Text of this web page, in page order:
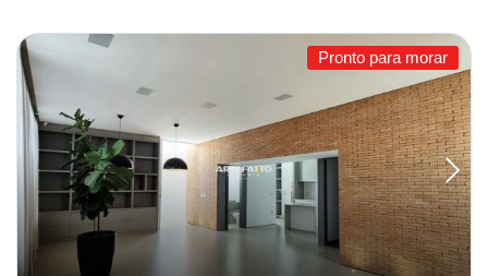
Pronto para morar